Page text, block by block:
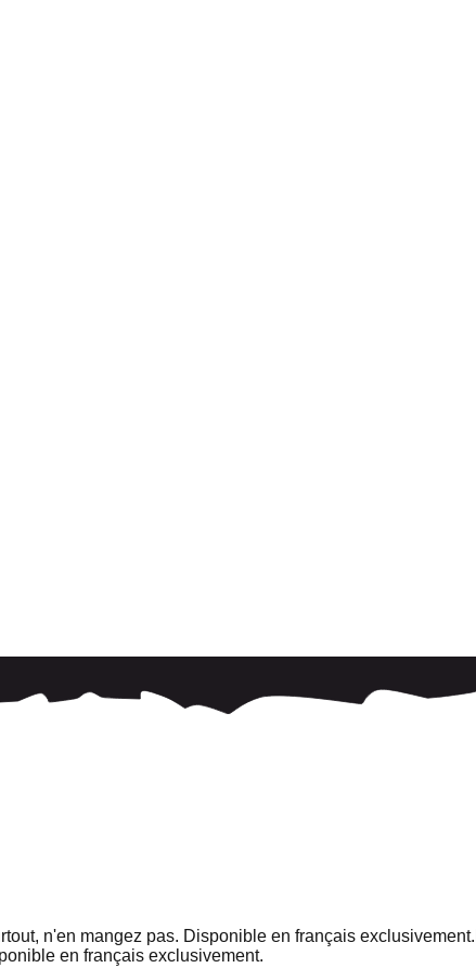
n'en mangez pas. Disponible en français exclusivement.
en français exclusivement.